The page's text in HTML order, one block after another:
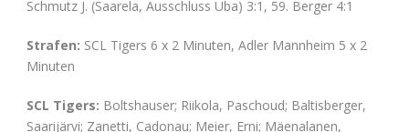
Schmutz J. (Saarela, Ausschluss Uba) 3:1, 59. Berger 4:1
Strafen: SCL Tigers 6 x 2 Minuten, Adler Mannheim 5 x 2
Minuten
SCL Tigers: Boltshauser; Riikola, Paschoud; Baltisberger,
Saarijärvi; Zanetti, Cadonau; Meier, Erni; Mäenalanen,